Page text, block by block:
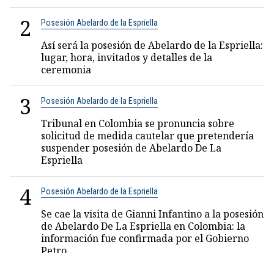
2 Posesión Abelardo de la Espriella
Así será la posesión de Abelardo de la Espriella:
lugar, hora, invitados y detalles de la
ceremonia
3 Posesión Abelardo de la Espriella
Tribunal en Colombia se pronuncia sobre
solicitud de medida cautelar que pretendería
suspender posesión de Abelardo De La
Espriella
4 Posesión Abelardo de la Espriella
Se cae la visita de Gianni Infantino a la posesión
de Abelardo De La Espriella en Colombia: la
información fue confirmada por el Gobierno